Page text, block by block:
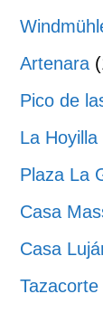
Artenara
Pico de
La Hoyilla
Plaza La
Casa
Casa
Tazacorte